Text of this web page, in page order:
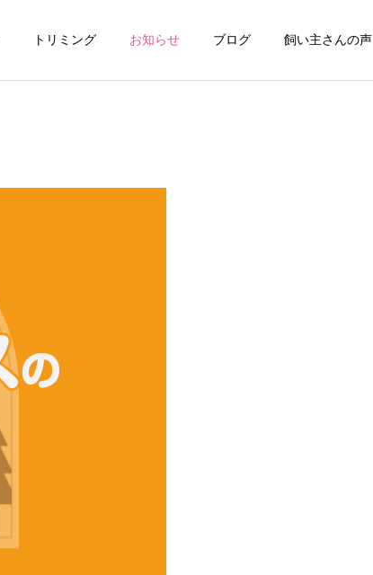
トリミング お知らせ ブログ 飼い主さんの声